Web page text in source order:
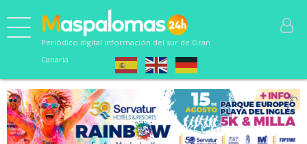
Periódico digital información del sur de Gran
Canaria